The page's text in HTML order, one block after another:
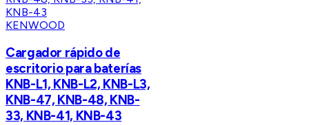
KENWOOD
Cargador rápido de
escritorio para baterías
KNB-L1, KNB-L2, KNB-L3,
KNB-47, KNB-48, KNB-
33, KNB-41, KNB-43